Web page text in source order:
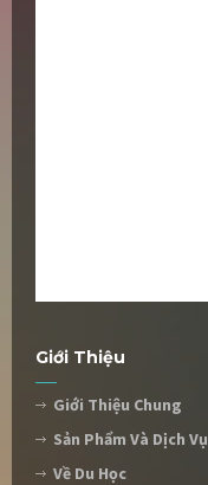
Giới Thiệu
Giới Thiệu Chung
Sản Phẩm Và Dịch Vụ
Về Du Học